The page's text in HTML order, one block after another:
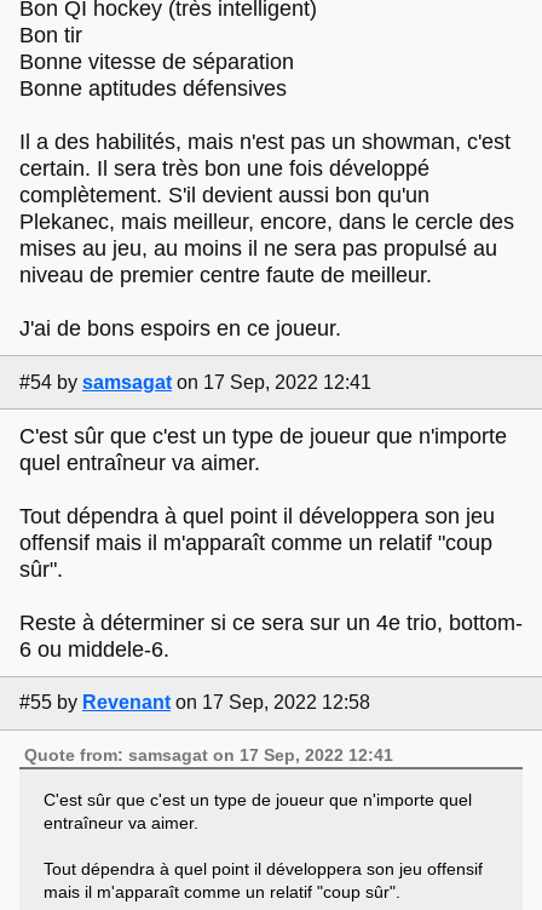
Bon QI hockey (très intelligent)
Bon tir
Bonne vitesse de séparation
Bonne aptitudes défensives
Il a des habilités, mais n'est pas un showman, c'est
certain. Il sera très bon une fois développé
complètement. S'il devient aussi bon qu'un
Plekanec, mais meilleur, encore, dans le cercle des
mises au jeu, au moins il ne sera pas propulsé au
niveau de premier centre faute de meilleur.
J'ai de bons espoirs en ce joueur.
#54 by samsagat on 17 Sep, 2022 12:41
C'est sûr que c'est un type de joueur que n'importe
quel entraîneur va aimer.
Tout dépendra à quel point il développera son jeu
offensif mais il m'apparaît comme un relatif "coup
sûr".
Reste à déterminer si ce sera sur un 4e trio, bottom-
6 ou middele-6.
#55 by Revenant on 17 Sep, 2022 12:58
Quote from: samsagat on 17 Sep, 2022 12:41
C'est sûr que c'est un type de joueur que n'importe quel
entraîneur va aimer.
Tout dépendra à quel point il développera son jeu offensif
mais il m'apparaît comme un relatif "coup sûr".